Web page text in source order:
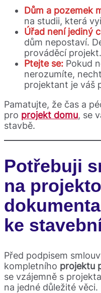
Dům a pozemek
na studii, která
Úřad není jediný
dům nepostaví.
prováděcí projekt.
Ptejte se: Pokud
nerozumíte,
projektant je váš
Pamatujte, že čas a
pro projekt domu, se
stavbě.
Potřebuji
na
ke
Před podpisem
kompletního projektu
se vzájemně s
na jedné důležité věci.